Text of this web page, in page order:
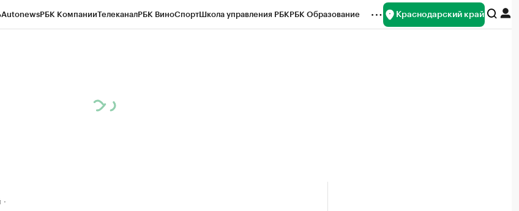
AutonewsРБК КомпанииТелеканалРБК ВиноСпортШкола управления РБКРБК Образование Краснодарский край